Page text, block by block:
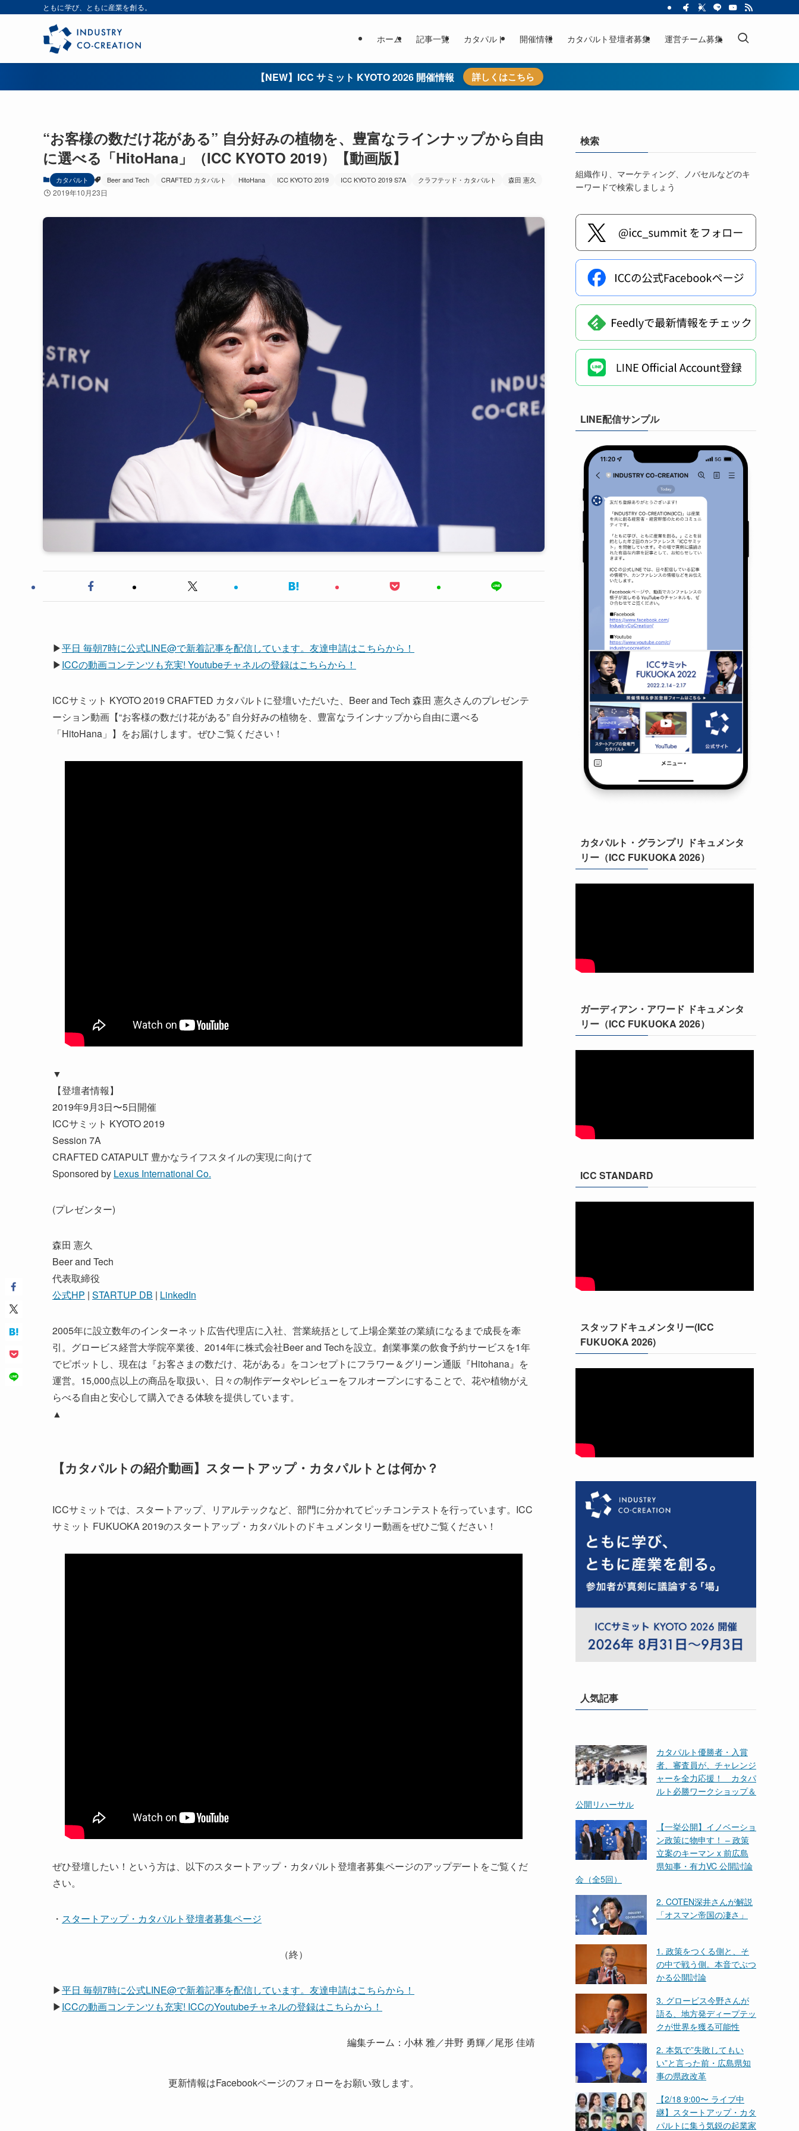
ともに学び、ともに産業を創る。
ホーム 記事一覧 カタパルト 開催情報 カタパルト登壇者募集 運営チーム募集
【NEW】ICC サミット KYOTO 2026 開催情報 詳しくはこちら
“お客様の数だけ花がある” 自分好みの植物を、豊富なラインナップから自由
に選べる「HitoHana」（ICC KYOTO 2019）【動画版】
カタパルト Beer and Tech CRAFTED カタパルト HitoHana ICC KYOTO 2019 ICC KYOTO 2019 S7A クラフテッド・カタパルト 森田 憲久
2019年10月23日
▶平日 毎朝7時に公式LINE@で新着記事を配信しています。友達申請はこちらから！
▶ICCの動画コンテンツも充実! Youtubeチャネルの登録はこちらから！
ICCサミット KYOTO 2019 CRAFTED カタパルトに登壇いただいた、Beer and Tech 森田 憲久さんのプレゼンテ
ーション動画【“お客様の数だけ花がある” 自分好みの植物を、豊富なラインナップから自由に選べる
「HitoHana」】をお届けします。ぜひご覧ください！
▼
【登壇者情報】
2019年9月3日〜5日開催
ICCサミット KYOTO 2019
Session 7A
CRAFTED CATAPULT 豊かなライフスタイルの実現に向けて
Sponsored by Lexus International Co.
(プレゼンター)
森田 憲久
Beer and Tech
代表取締役
公式HP | STARTUP DB | LinkedIn
2005年に設立数年のインターネット広告代理店に入社、営業統括として上場企業並の業績になるまで成長を牽
引。グロービス経営大学院卒業後、2014年に株式会社Beer and Techを設立。創業事業の飲食予約サービスを1年
でピボットし、現在は『お客さまの数だけ、花がある』をコンセプトにフラワー＆グリーン通販『Hitohana』を
運営。15,000点以上の商品を取扱い、日々の制作データやレビューをフルオープンにすることで、花や植物がえ
らべる自由と安心して購入できる体験を提供しています。
▲
【カタパルトの紹介動画】スタートアップ・カタパルトとは何か？
ICCサミットでは、スタートアップ、リアルテックなど、部門に分かれてピッチコンテストを行っています。ICC
サミット FUKUOKA 2019のスタートアップ・カタパルトのドキュメンタリー動画をぜひご覧ください！
ぜひ登壇したい！という方は、以下のスタートアップ・カタパルト登壇者募集ページのアップデートをご覧くだ
さい。
・ スタートアップ・カタパルト登壇者募集ページ
（終）
▶平日 毎朝7時に公式LINE@で新着記事を配信しています。友達申請はこちらから！
▶ICCの動画コンテンツも充実! ICCのYoutubeチャネルの登録はこちらから！
編集チーム：小林 雅／井野 勇輝／尾形 佳靖
検索
組織作り、マーケティング、ノバセルなどのキ
ーワードで検索しましょう
LINE配信サンプル
カタパルト・グランプリ ドキュメンタ
リー（ICC FUKUOKA 2026）
ガーディアン・アワード ドキュメンタ
リー（ICC FUKUOKA 2026）
ICC STANDARD
スタッフドキュメンタリー(ICC
FUKUOKA 2026)
人気記事
カタパルト優勝者・入賞
者、審査員が、チャレンジ
ャーを全力応援！ カタパ
ルト必勝ワークショップ＆
公開リハーサル
【一挙公開】イノベーショ
ン政策に物申す！ – 政策
立案のキーマン x 前広島
県知事・有力VC 公開討論
会（全5回）
2. COTEN深井さんが解説
「オスマン帝国の凄さ」
1. 政策をつくる側と、そ
の中で戦う側。本音でぶつ
かる公開討論
3. グロービス今野さんが
語る、地方発ディープテッ
クが世界を獲る可能性
2. 本気で”失敗してもい
い”と言った前・広島県知
事の県政改革
【2/18 9:00〜 ライブ中
継】スタートアップ・カタ
パルトに集う気鋭の起業家